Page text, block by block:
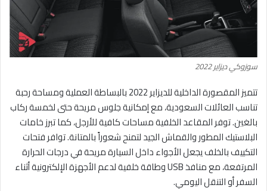
سوزوكي ديزاير 2022
تتميز المقصورة الداخلية للديزاير 2022 بالبساطة العملية ومساحة رحبة
تناسب العائلات السعودية، مع إمكانية جلوس مريحة حتى لخمسة ركاب
بالغين. توفر المقاعد الخلفية مساحات كافية للأرجل، كما تبرز خامات
البلاستيك المطور والقماش الجيد لتمنح شعوراً بالمتانة. توافر فتحات
التكييف بالخلف يجعل الأجواء داخل السيارة مريحة في درجات الحرارة
المرتفعة، مع منافذ USB وطاقة خلفية لدعم الأجهزة الإلكترونية أثناء
السفر أو التنقل اليومي.